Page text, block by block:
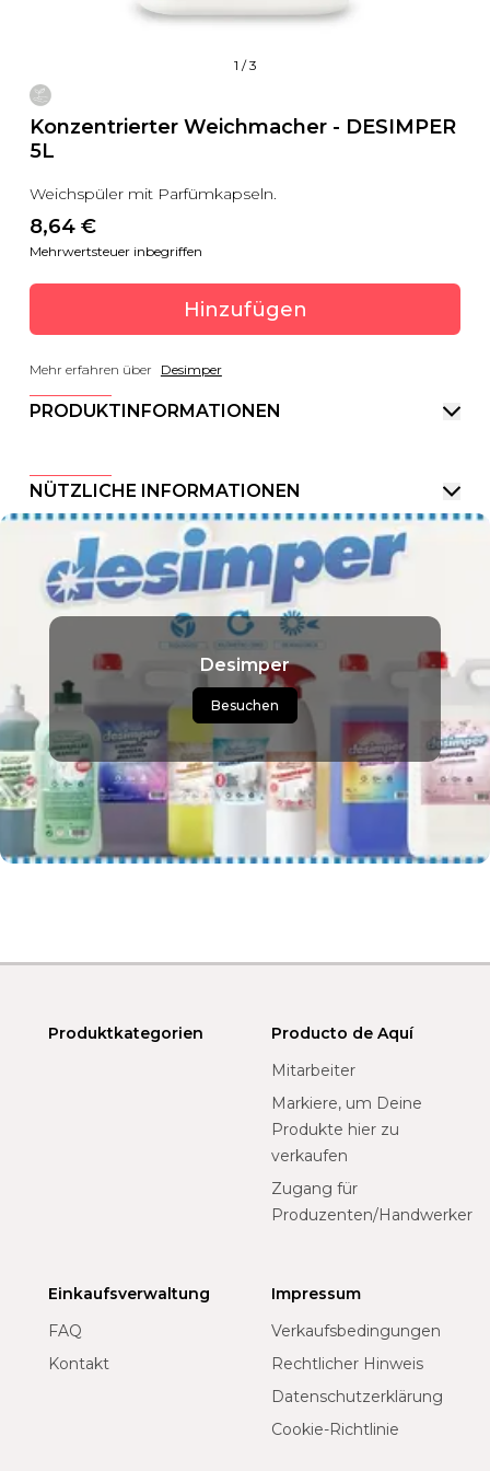
1 /3
Konzentrierter Weichmacher - DESIMPER
5L
Weichspüler mit Parfümkapseln.
8,64 €
Mehrwertsteuer inbegriffen
Hinzufügen
Mehr erfahren über Desimper
PRODUKTINFORMATIONEN
NÜTZLICHE INFORMATIONEN
Desimper
Besuchen
Produktkategorien
Producto de Aquí
Mitarbeiter
Markiere, um Deine
Produkte hier zu
verkaufen
Zugang für
Produzenten/Handwerker
Einkaufsverwaltung
FAQ
Kontakt
Impressum
Verkaufsbedingungen
Rechtlicher Hinweis
Datenschutzerklärung
Cookie-Richtlinie